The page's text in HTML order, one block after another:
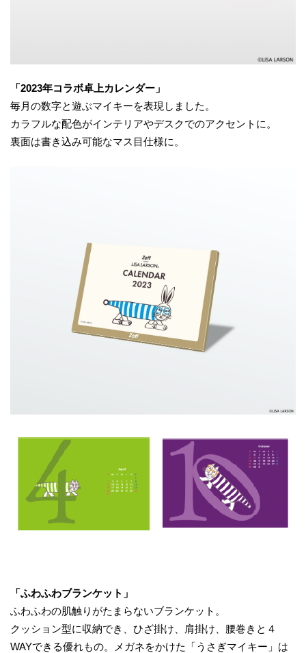
「2023年コラボ卓上カレンダー」
毎月の数字と遊ぶマイキーを表現しました。
カラフルな配色がインテリアやデスクでのアクセントに。
裏面は書き込み可能なマス目仕様に。
「ふわふわブランケット」​
ふわふわの肌触りがたまらないブランケット。
クッション型に収納でき、ひざ掛け、肩掛け、腰巻きと４
WAYできる優れもの。メガネをかけた「うさぎマイキー」は